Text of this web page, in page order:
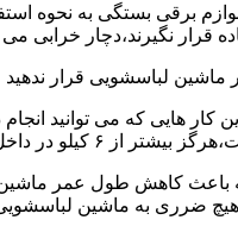
برقی بستگی به نحوه
خرابی می شوند و هزینه تعمیر زیادی
ماشین لباسشویی قرار ندهید
کار هایی که می توانید
باعث کاهش طول عمر ماشین
ضرری به ماشین